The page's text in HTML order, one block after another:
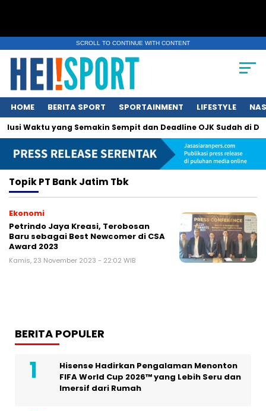
SCROLL TO CONTINUE WITH CONTENT
HOME BERITA SPORT SPORTAINMENT LIFESTYLE
Waktu yang Semakin Sempit dan Deadline OJK Sudah di
TopikPT Bank Jatim Tbk
Ekonomi
Petrindo Jaya Kreasi, Terobosan
Baru sebagai Best Newcomer di CSA
Award 2023
Kamis, 23 November 2023 - 22:02 WIB
BERITA POPULER
Hisense Hadirkan Pengalaman Menonton
FIFA World Cup 2026™ yang Lebih Seru dan
Imersif dari Rumah